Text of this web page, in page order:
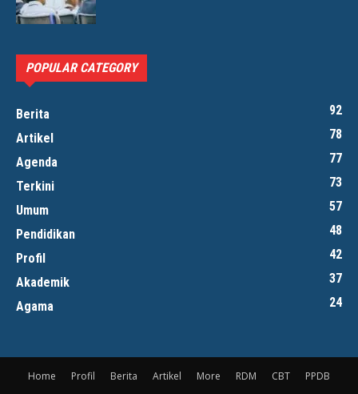
POPULAR CATEGORY
Berita
92
Artikel
78
Agenda
77
Terkini
73
Umum
57
Pendidikan
48
Profil
42
Akademik
37
Agama
24
Home Profil Berita Artikel More RDM CBT PPDB